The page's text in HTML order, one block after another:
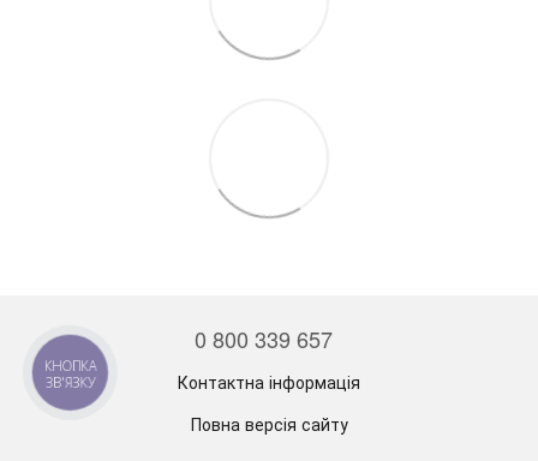
0 800 339 657
Контактна інформація
Повна версія сайту
КНОПКА
ЗВ'ЯЗКУ